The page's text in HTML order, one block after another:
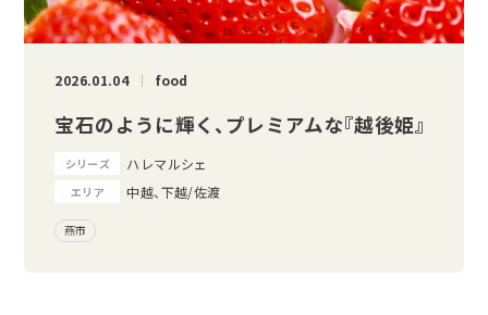
2026.01.04 food
宝石のように輝く、プレミアムな『越後姫』
シリーズ ハレマルシェ
エリア 中越、下越/佐渡
燕市